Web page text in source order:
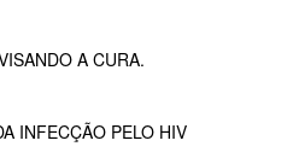
A CURA.
INFECÇÃO PELO HIV